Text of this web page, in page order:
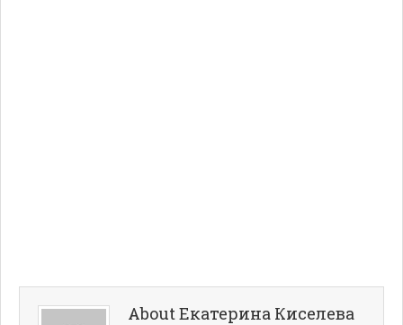
About Екатерина Киселева